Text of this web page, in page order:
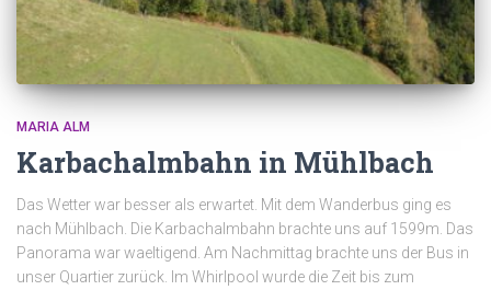
MARIA ALM
Karbachalmbahn in Mühlbach
Das Wetter war besser als erwartet. Mit dem Wanderbus ging es
nach Mühlbach. Die Karbachalmbahn brachte uns auf 1599m. Das
Panorama war waeltigend. Am Nachmittag brachte uns der Bus in
unser Quartier zurück. Im Whirlpool wurde die Zeit bis zum